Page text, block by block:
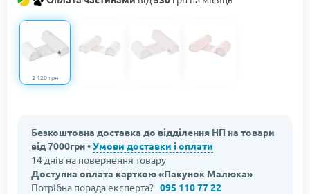
2 120 грн
Безкоштовна доставка до відділення НП на товари
від 7000грн •Умови доставки і оплати
14 днів на повернення товару
Доступна оплата карткою «Пакунок Малюка»
Потрібна порада експерта? 095 110 77 22